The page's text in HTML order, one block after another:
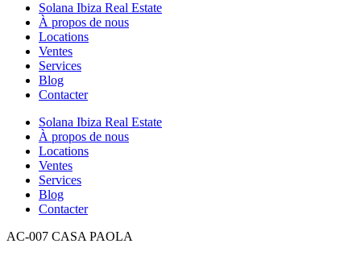
Solana Ibiza Real Estate
À propos de nous
Locations
Ventes
Services
Blog
Contacter
Solana Ibiza Real Estate
À propos de nous
Locations
Ventes
Services
Blog
Contacter
AC-007 CASA PAOLA